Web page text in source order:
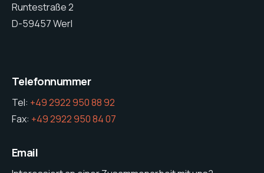
Runtestraße 2
D-59457 Werl
Telefonnummer
Tel: +49 2922 950 88 92
Fax: +49 2922 950 84 07
Email